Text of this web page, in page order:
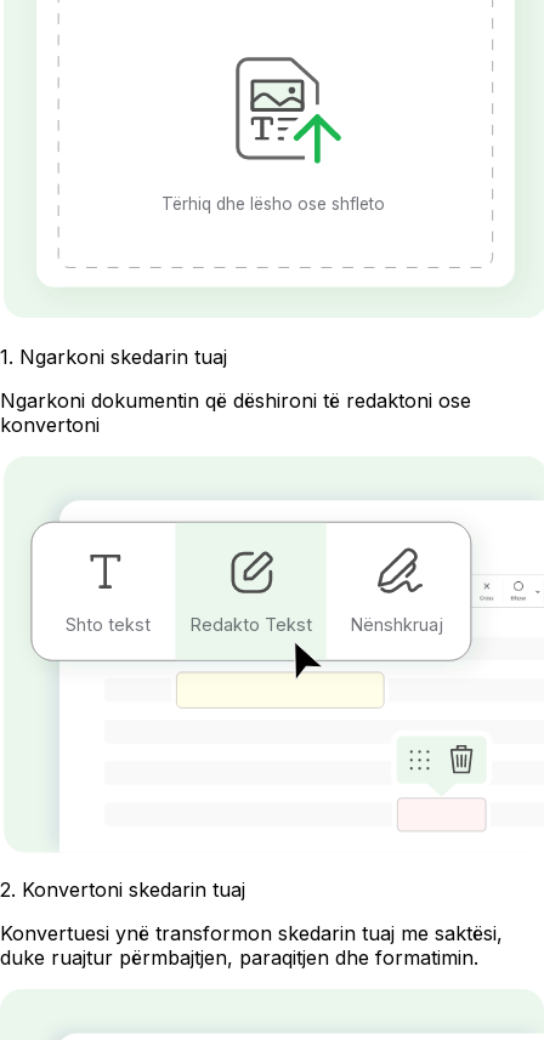
Tërhiq dhe lësho ose shfleto
1. Ngarkoni skedarin tuaj
Ngarkoni dokumentin që dëshironi të redaktoni ose
konvertoni
Shto tekst Redakto Tekst Nënshkruaj
2. Konvertoni skedarin tuaj
Konvertuesi ynë transformon skedarin tuaj me saktësi,
duke ruajtur përmbajtjen, paraqitjen dhe formatimin.